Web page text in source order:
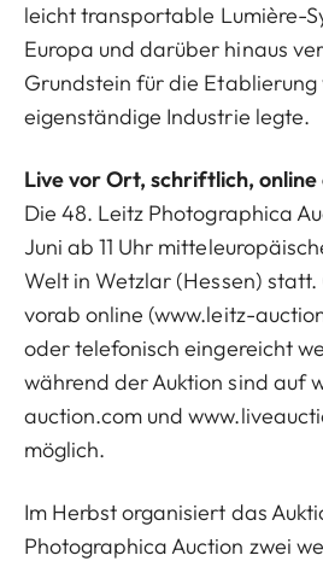
leicht transportable Lumière-
Europa und darüber hinaus
Grundstein für die
eigenständige Industrie legte.
Live vor Ort, schriftlich,
Die 48. Leitz Photographica
Juni ab 11 Uhr
Welt in Wetzlar (Hessen)
vorab online (www.leitz-
oder telefonisch eingereicht
während der Auktion sind auf
auction.com und
möglich.
Im Herbst organisiert das
Photographica Auction zwei